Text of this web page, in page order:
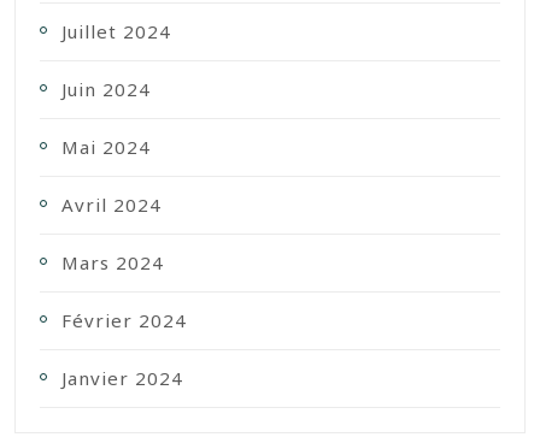
Juillet 2024
Juin 2024
Mai 2024
Avril 2024
Mars 2024
Février 2024
Janvier 2024